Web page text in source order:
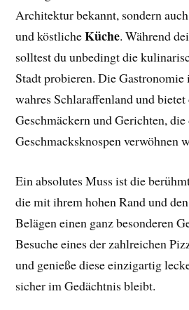
Architektur bekannt, sondern
und köstlicheKüche. Während
solltest du unbedingt die
Stadt probieren. Die
wahres Schlaraffenland und
Geschmäckern und Gerichten, die
Geschmacksknospen verwöhnen
Ein absolutes Muss ist die
die mit ihrem hohen Rand und
Belägen einen ganz besonderen
Besuche eines der zahlreichen
und genieße diese einzigartig
sicher im Gedächtnis bleibt.